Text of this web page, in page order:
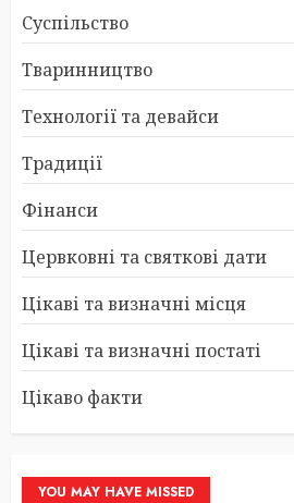
Суспільство
Тваринництво
Технології та девайси
Традиції
Фінанси
Цервковні та святкові дати
Цікаві та визначні місця
Цікаві та визначні постаті
Цікаво факти
YOU MAY HAVE MISSED